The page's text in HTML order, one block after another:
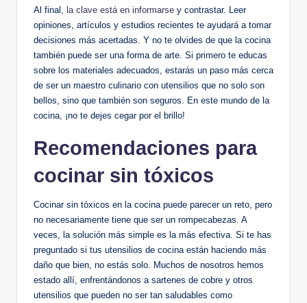
Al final, la clave está en informarse y contrastar. Leer
opiniones, artículos y estudios recientes te ayudará a tomar
decisiones más acertadas. Y no te olvides de que la cocina
también puede ser una forma de arte. Si primero te educas
sobre los materiales adecuados, estarás un paso más cerca
de ser un maestro culinario con utensilios que no solo son
bellos, sino que también son seguros. En este mundo de la
cocina, ¡no te dejes cegar por el brillo!
Recomendaciones para
cocinar sin tóxicos
Cocinar sin tóxicos en la cocina puede parecer un reto, pero
no necesariamente tiene que ser un rompecabezas. A
veces, la solución más simple es la más efectiva. Si te has
preguntado si tus utensilios de cocina están haciendo más
daño que bien, no estás solo. Muchos de nosotros hemos
estado allí, enfrentándonos a sartenes de cobre y otros
utensilios que pueden no ser tan saludables como